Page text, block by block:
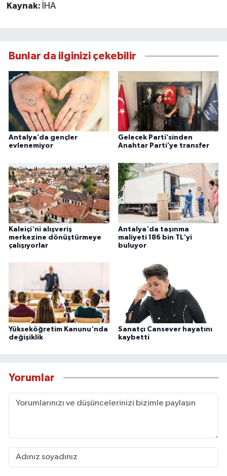
Kaynak: İHA
Bunlar da ilginizi çekebilir
Antalya’da gençler
evlenemiyor
Gelecek Parti’sinden
Anahtar Parti’ye transfer
Kaleiçi'ni alışveriş
merkezine dönüştürmeye
çalışıyorlar
Antalya'da taşınma
maliyeti 186 bin TL'yi
buluyor
Yükseköğretim Kanunu'nda
değişiklik
Sanatçı Cansever hayatını
kaybetti
Yorumlar